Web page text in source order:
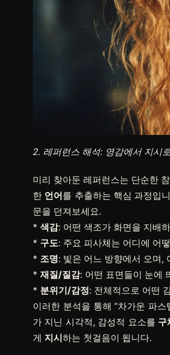
2. 레퍼런스 해석: 영감에서 지시
미리 찾아둔 레퍼런스는 단순한
한 언어를 추출하는 핵심 과정입
문을 던져보세요.
* 색감: 어떤 색조가 화면을 지배
* 구도: 주요 피사체는 어디에 어
* 조명: 빛은 어느 방향에서 오며,
* 재질/질감: 어떤 표면들이 눈에
* 분위기/감정: 전체적으로 어떤
이러한 분석을 통해 “차가운 파
가 지닌 시각적, 감성적 요소를 구
게 지시하는 첫걸음이 됩니다.